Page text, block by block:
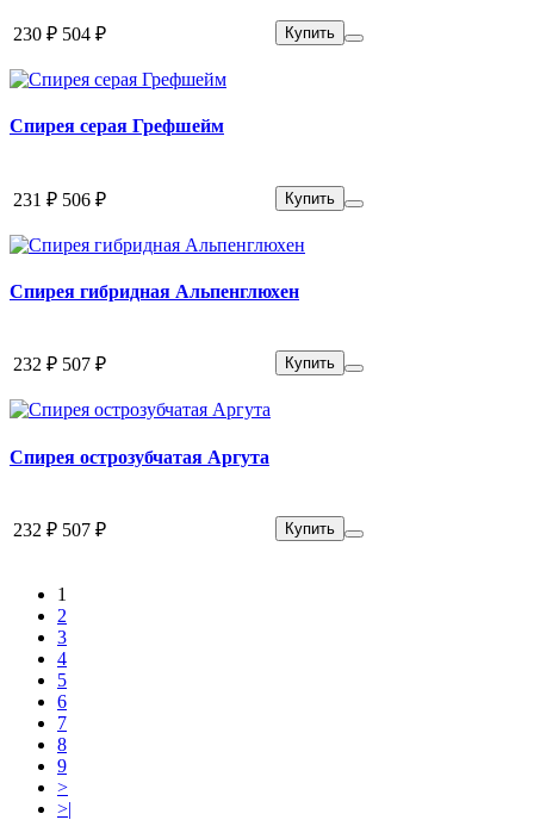
230 ₽ 504 ₽ Купить
Спирея серая Грефшейм
231 ₽ 506 ₽ Купить
Спирея гибридная Альпенглюхен
232 ₽ 507 ₽ Купить
Спирея острозубчатая Аргута
232 ₽ 507 ₽ Купить
1
2
3
4
5
6
7
8
9
>
>|